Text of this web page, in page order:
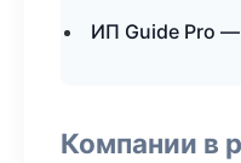
ИП Guide Pro —
Компании в